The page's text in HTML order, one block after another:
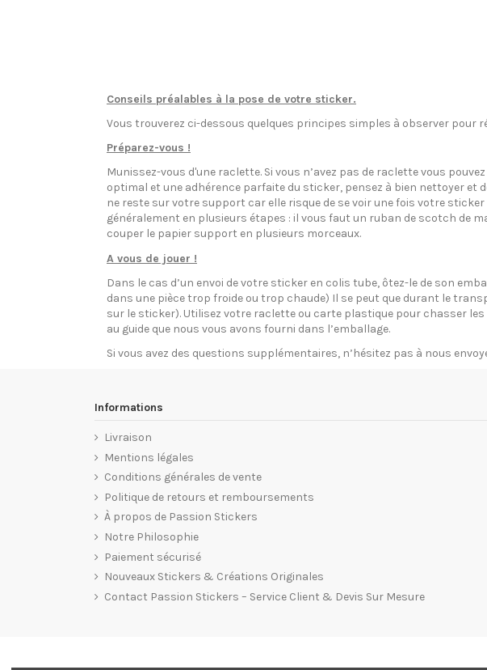
Conseils préalables à la pose de votre sticker.
Vous trouverez ci-dessous quelques principes simples à observer pour
Préparez-vous !
Munissez-vous d'une raclette. Si vous n’avez pas de raclette vous
optimal et une adhérence parfaite du sticker, pensez à bien nettoyer et
ne reste sur votre support car elle risque de se voir une fois votre
généralement en plusieurs étapes : il vous faut un ruban de scotch de
couper le papier support en plusieurs morceaux.
A vous de jouer !
Dans le cas d’un envoi de votre sticker en colis tube, ôtez-le de son
dans une pièce trop froide ou trop chaude) Il se peut que durant le
sur le sticker). Utilisez votre raclette ou carte plastique pour chasser
au guide que nous vous avons fourni dans l’emballage.
Si vous avez des questions supplémentaires, n’hésitez pas à nous
Informations
Livraison
Mentions légales
Conditions générales de vente
Politique de retours et remboursements
À propos de Passion Stickers
Notre Philosophie
Paiement sécurisé
Nouveaux Stickers & Créations Originales
Contact Passion Stickers – Service Client & Devis Sur Mesure